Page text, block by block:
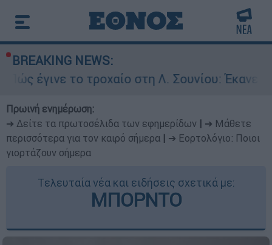
BREAKING NEWS:
τροχαίο στη Λ. Σουνίου: Έκανε αναστροφή
Πρωινή ενημέρωση:
➔ Δείτε τα πρωτοσέλιδα των εφημερίδων
➔ Μάθετε
περισσότερα για τον καιρό σήμερα
➔ Εορτολόγιο: Ποιοι
γιορτάζουν σήμερα
Τελευταία νέα και ειδήσεις σχετικά με:
ΜΠΟΡΝΤΟ